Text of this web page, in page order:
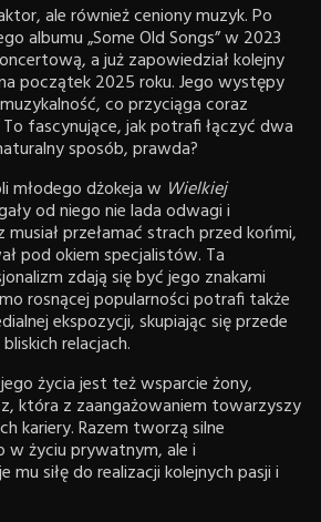
ale również ceniony muzyk. Po
albumu „Some Old Songs” w 2023
a już zapowiedział kolejny
początek 2025 roku. Jego występy
co przyciąga coraz
fascynujące, jak potrafi łączyć dwa
sposób, prawda?
młodego dżokeja w Wielkiej
od niego nie lada odwagi i
przełamać strach przed końmi,
pod okiem specjalistów. Ta
zdają się być jego znakami
rosnącej popularności potrafi także
ekspozycji, skupiając się przede
relacjach.
życia jest też wsparcie żony,
która z zaangażowaniem towarzyszy
kariery. Razem tworzą silne
życiu prywatnym, ale i
siłę do realizacji kolejnych pasji i